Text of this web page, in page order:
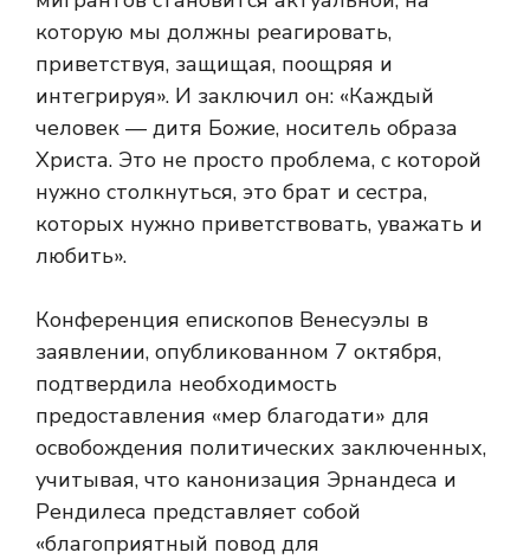
которую мы должны реагировать,
приветствуя, защищая, поощряя и
интегрируя». И заключил он: «Каждый
человек — дитя Божие, носитель образа
Христа. Это не просто проблема, с которой
нужно столкнуться, это брат и сестра,
которых нужно приветствовать, уважать и
любить».
Конференция епископов Венесуэлы в
заявлении, опубликованном 7 октября,
подтвердила необходимость
предоставления «мер благодати» для
освобождения политических заключенных,
учитывая, что канонизация Эрнандеса и
Рендилеса представляет собой
«благоприятный повод для